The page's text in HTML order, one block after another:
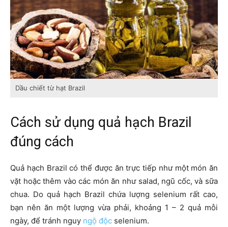
Dầu chiết từ hạt Brazil
Cách sử dụng quả hạch Brazil
đúng cách
Quả hạch Brazil có thể được ăn trực tiếp như một món ăn
vặt hoặc thêm vào các món ăn như salad, ngũ cốc, và sữa
chua. Do quả hạch Brazil chứa lượng selenium rất cao,
bạn nên ăn một lượng vừa phải, khoảng 1 – 2 quả mỗi
ngày, để tránh nguy ngộ độc selenium.